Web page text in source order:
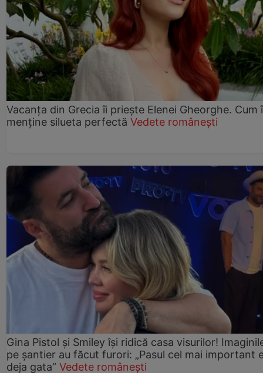
Vacanța din Grecia îi priește Elenei Gheorghe. Cum
menține silueta perfectă Vedete românești
Gina Pistol și Smiley își ridică casa visurilor!
pe șantier au făcut furori: „Pasul cel mai important
deja gata” Vedete românești